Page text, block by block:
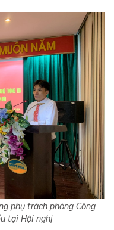
phụ trách phòng Công
tại Hội nghị